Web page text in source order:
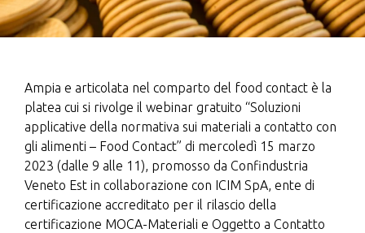
Ampia e articolata nel comparto del food contact è la
platea cui si rivolge il webinar gratuito “Soluzioni
applicative della normativa sui materiali a contatto con
gli alimenti – Food Contact” di mercoledì 15 marzo
2023 (dalle 9 alle 11), promosso da Confindustria
Veneto Est in collaborazione con ICIM SpA, ente di
certificazione accreditato per il rilascio della
certificazione MOCA-Materiali e Oggetto a Contatto